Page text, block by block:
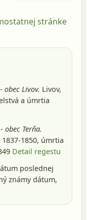
stránke
Livov. Livov,
a úmrtia
Terňa.
1850, úmrtia
Detail regestu
poslednej
známy dátum,